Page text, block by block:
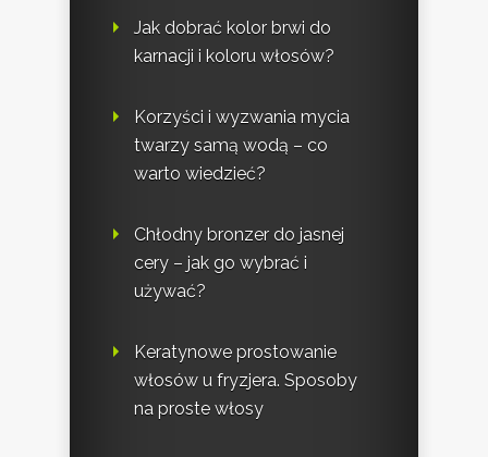
Jak dobrać kolor brwi do
karnacji i koloru włosów?
Korzyści i wyzwania mycia
twarzy samą wodą – co
warto wiedzieć?
Chłodny bronzer do jasnej
cery – jak go wybrać i
używać?
Keratynowe prostowanie
włosów u fryzjera. Sposoby
na proste włosy